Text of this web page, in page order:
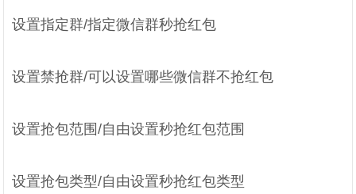
设置指定群/指定微信群秒抢红包
设置禁抢群/可以设置哪些微信群不抢红包
设置抢包范围/自由设置秒抢红包范围
设置抢包类型/自由设置秒抢红包类型